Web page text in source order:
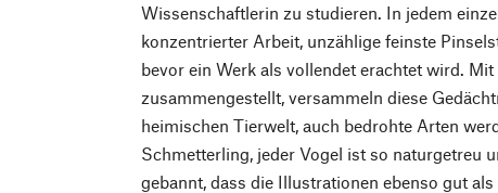
Wissenschaftlerin zu studieren. In jedem
konzentrierter Arbeit, unzählige feinste
bevor ein Werk als vollendet erachtet wird.
zusammengestellt, versammeln diese
heimischen Tierwelt, auch bedrohte Arten
Schmetterling, jeder Vogel ist so naturgetreu
gebannt, dass die Illustrationen ebenso gut